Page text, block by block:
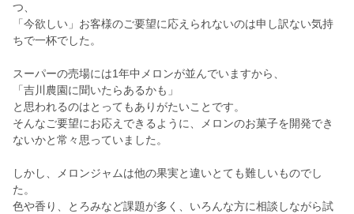
つ、
「今欲しい」お客様のご要望に応えられないのは申し訳ない気持
ちで一杯でした。
スーパーの売場には1年中メロンが並んでいますから、
「吉川農園に聞いたらあるかも」
と思われるのはとってもありがたいことです。
そんなご要望にお応えできるように、メロンのお菓子を開発でき
ないかと常々思っていました。
しかし、メロンジャムは他の果実と違いとても難しいものでし
た。
色や香り、とろみなど課題が多く、いろんな方に相談しながら試